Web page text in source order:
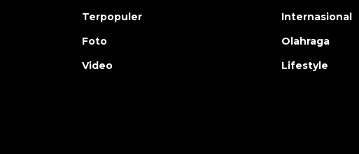
Terpopuler
Foto
Video
Internasional
Olahraga
Lifestyle